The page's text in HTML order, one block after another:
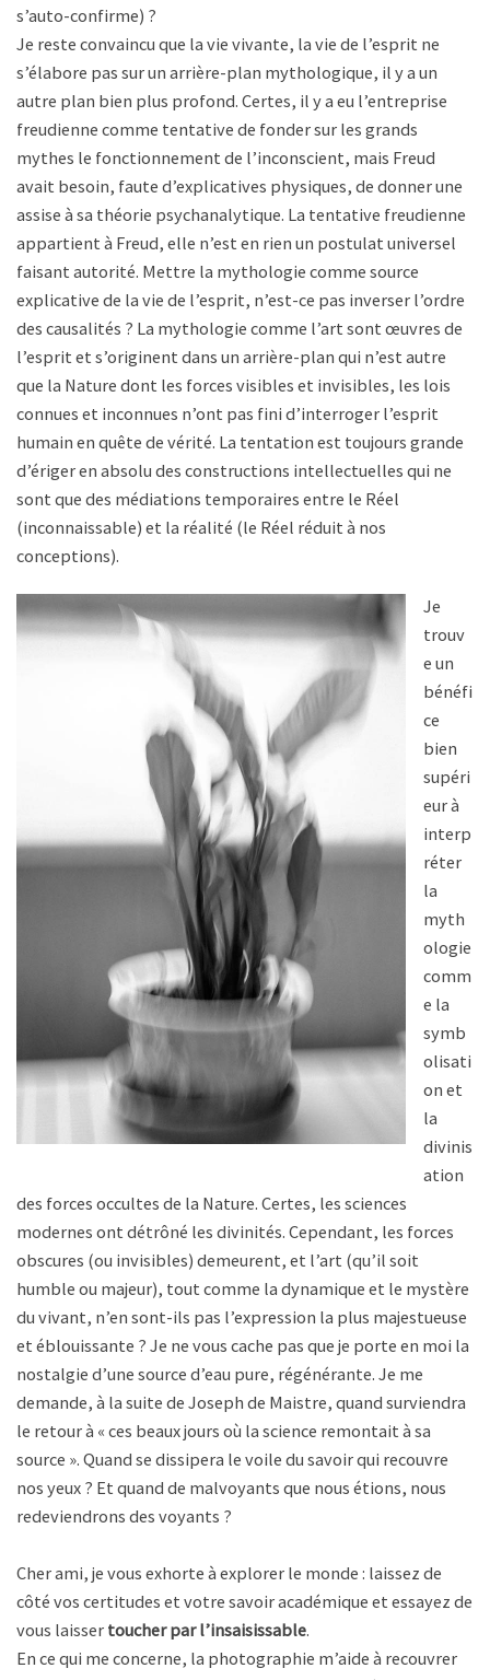
s’auto-confirme) ?
Je reste convaincu que la vie vivante, la vie de l’esprit ne
s’élabore pas sur un arrière-plan mythologique, il y a un
autre plan bien plus profond. Certes, il y a eu l’entreprise
freudienne comme tentative de fonder sur les grands
mythes le fonctionnement de l’inconscient, mais Freud
avait besoin, faute d’explicatives physiques, de donner une
assise à sa théorie psychanalytique. La tentative freudienne
appartient à Freud, elle n’est en rien un postulat universel
faisant autorité. Mettre la mythologie comme source
explicative de la vie de l’esprit, n’est-ce pas inverser l’ordre
des causalités ? La mythologie comme l’art sont œuvres de
l’esprit et s’originent dans un arrière-plan qui n’est autre
que la Nature dont les forces visibles et invisibles, les lois
connues et inconnues n’ont pas fini d’interroger l’esprit
humain en quête de vérité. La tentation est toujours grande
d’ériger en absolu des constructions intellectuelles qui ne
sont que des médiations temporaires entre le Réel
(inconnaissable) et la réalité (le Réel réduit à nos
conceptions).
Je
trouv
e un
bénéfi
ce
bien
supéri
eur à
interp
réter
la
myth
ologie
comm
e la
symb
olisati
on et
la
divinis
ation
des forces occultes de la Nature. Certes, les sciences
modernes ont détrôné les divinités. Cependant, les forces
obscures (ou invisibles) demeurent, et l’art (qu’il soit
humble ou majeur), tout comme la dynamique et le mystère
du vivant, n’en sont-ils pas l’expression la plus majestueuse
et éblouissante ? Je ne vous cache pas que je porte en moi la
nostalgie d’une source d’eau pure, régénérante. Je me
demande, à la suite de Joseph de Maistre, quand surviendra
le retour à « ces beaux jours où la science remontait à sa
source ». Quand se dissipera le voile du savoir qui recouvre
nos yeux ? Et quand de malvoyants que nous étions, nous
redeviendrons des voyants ?
Cher ami, je vous exhorte à explorer le monde : laissez de
côté vos certitudes et votre savoir académique et essayez de
vous laisser toucher par l’insaisissable.
En ce qui me concerne, la photographie m’aide à recouvrer